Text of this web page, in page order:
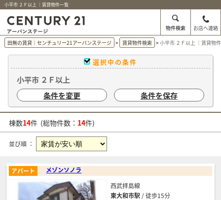
小平市 ２Ｆ以上 ｜賃貸物件一覧
物件検索
お店へ連絡
田無の賃貸｜センチュリー21アーバンステージ
賃貸物件検索 小平市 ２Ｆ以上 ｜賃貸物
選択中の条件
小平市 ２Ｆ以上
条件を変更
条件を保存
棟数14件 (総物件数： 14件)
並び順 ：
メゾンソノラ
アパート
西武拝島線
東大和市駅 / 徒歩15分